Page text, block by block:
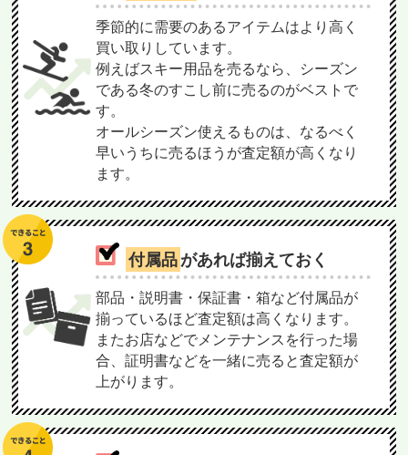
季節的に需要のあるアイテムはより高く
買い取りしています。
例えばスキー用品を売るなら、シーズン
である冬のすこし前に売るのがベストで
す。
オールシーズン使えるものは、なるべく
早いうちに売るほうが査定額が高くなり
ます。
付属品があれば揃えておく
部品・説明書・保証書・箱など付属品が
揃っているほど査定額は高くなります。
またお店などでメンテナンスを行った場
合、証明書などを一緒に売ると査定額が
上がります。